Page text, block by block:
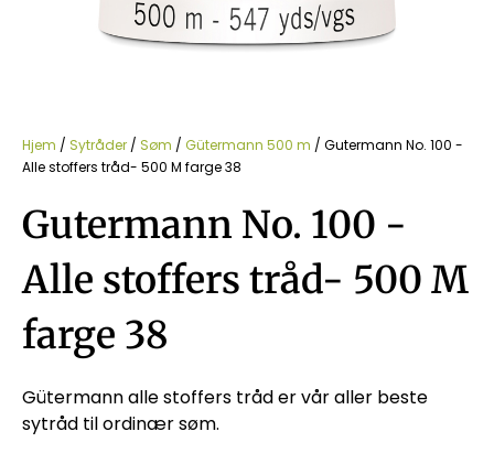
Hjem / Sytråder / Søm / Gütermann 500 m / Gutermann No. 100 -
Alle stoffers tråd- 500 M farge 38
Gutermann No. 100 -
Alle stoffers tråd- 500 M
farge 38
Gütermann alle stoffers tråd er vår aller beste
sytråd til ordinær søm.